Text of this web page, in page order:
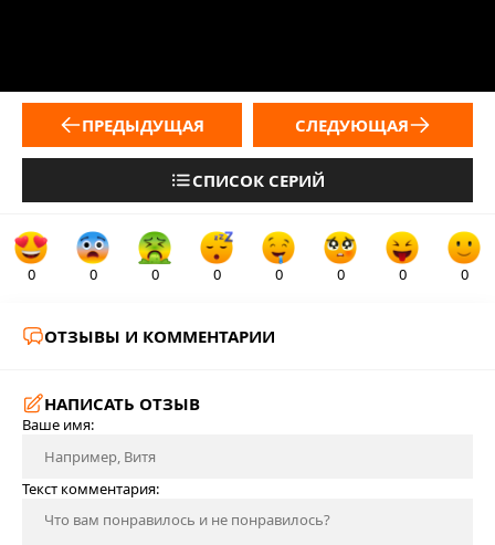
ПРЕДЫДУЩАЯ
СПИСОК СЕРИЙ
СЛЕДУЮЩАЯ
0 0 0 0 0 0 0 0
ОТЗЫВЫ И КОММЕНТАРИИ
НАПИСАТЬ ОТЗЫВ
Ваше имя:
Текст комментария: